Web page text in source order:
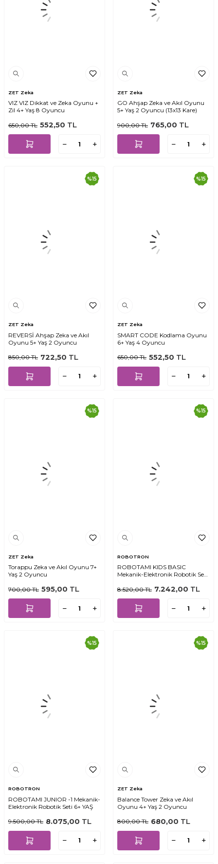
ZET Zeka
VIZ VIZ Dikkat ve Zeka Oyunu +
Zil 4+ Yaş 8 Oyuncu
650,00TL 552,50 TL
ZET Zeka
GO Ahşap Zeka ve Akıl Oyunu
5+ Yaş 2 Oyuncu (13x13 Kare)
900,00TL 765,00 TL
%15
ZET Zeka
REVERSİ Ahşap Zeka ve Akıl
Oyunu 5+ Yaş 2 Oyuncu
850,00TL 722,50 TL
%15
ZET Zeka
SMART CODE Kodlama Oyunu
6+ Yaş 4 Oyuncu
650,00TL 552,50 TL
%15
ZET Zeka
Torappu Zeka ve Akıl Oyunu 7+
Yaş 2 Oyuncu
700,00TL 595,00 TL
%15
ROBOTRON
ROBOTAMI KIDS BASIC
Mekanik-Elektronik Robotik Seti
8.520,00TL 7.242,00 TL
%15
ROBOTRON
ROBOTAMI JUNIOR -1 Mekanik-
Elektronik Robotik Seti 6+ YAŞ
9.500,00TL 8.075,00 TL
%15
ZET Zeka
Balance Tower Zeka ve Akıl
Oyunu 4+ Yaş 2 Oyuncu
800,00TL 680,00 TL